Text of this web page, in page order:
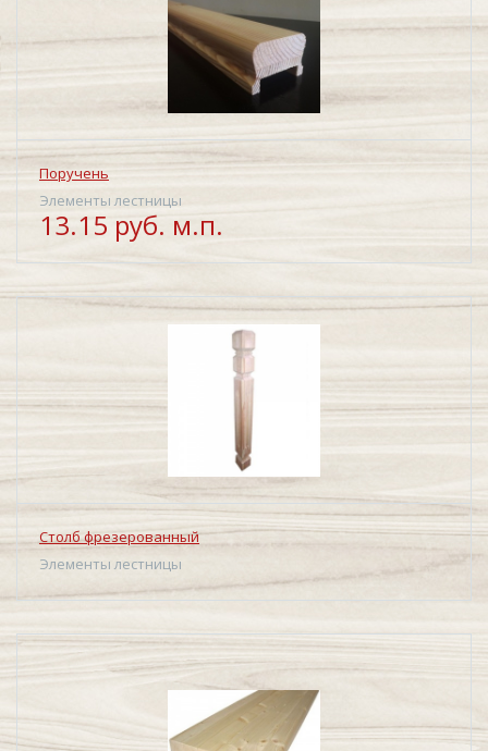
Поручень
Элементы лестницы
13.15 руб. м.п.
Столб фрезерованный
Элементы лестницы